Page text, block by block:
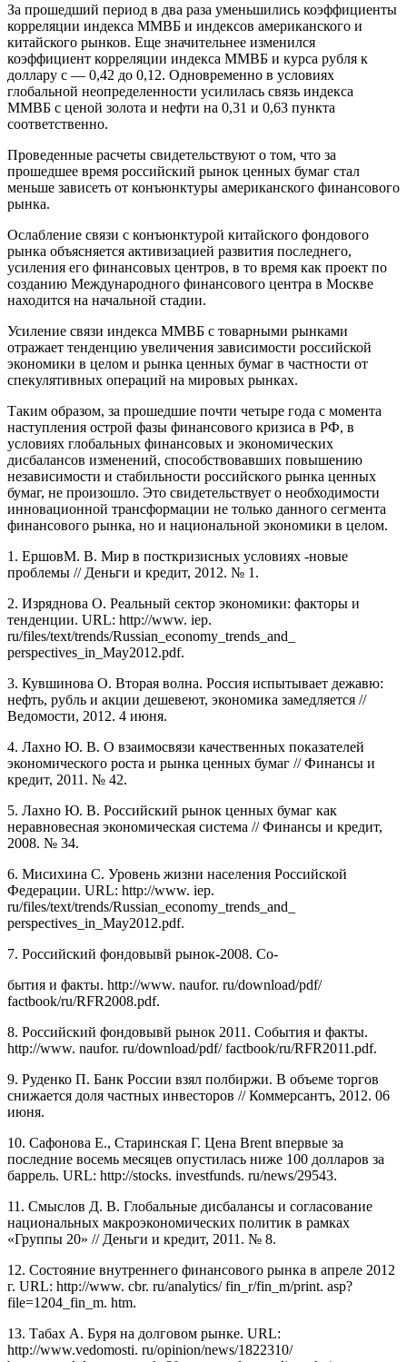
За прошедший период в два раза уменьшились коэффициенты
корреляции индекса ММВБ и индексов американского и
китайского рынков. Еще значительнее изменился
коэффициент корреляции индекса ММВБ и курса рубля к
доллару с — 0,42 до 0,12. Одновременно в условиях
глобальной неопределенности усилилась связь индекса
ММВБ с ценой золота и нефти на 0,31 и 0,63 пункта
соответственно.
Проведенные расчеты свидетельствуют о том, что за
прошедшее время российский рынок ценных бумаг стал
меньше зависеть от конъюнктуры американского финансового
рынка.
Ослабление связи с конъюнктурой китайского фондового
рынка объясняется активизацией развития последнего,
усиления его финансовых центров, в то время как проект по
созданию Международного финансового центра в Москве
находится на начальной стадии.
Усиление связи индекса ММВБ с товарными рынками
отражает тенденцию увеличения зависимости российской
экономики в целом и рынка ценных бумаг в частности от
спекулятивных операций на мировых рынках.
Таким образом, за прошедшие почти четыре года с момента
наступления острой фазы финансового кризиса в РФ, в
условиях глобальных финансовых и экономических
дисбалансов изменений, способствовавших повышению
независимости и стабильности российского рынка ценных
бумаг, не произошло. Это свидетельствует о необходимости
инновационной трансформации не только данного сегмента
финансового рынка, но и национальной экономики в целом.
1. ЕршовМ. В. Мир в посткризисных условиях -новые
проблемы // Деньги и кредит, 2012. № 1.
2. Изряднова О. Реальный сектор экономики: факторы и
тенденции. URL: http://www. iep.
ru/files/text/trends/Russian_economy_trends_and_
perspectives_in_May2012.pdf.
3. Кувшинова О. Вторая волна. Россия испытывает дежавю:
нефть, рубль и акции дешевеют, экономика замедляется //
Ведомости, 2012. 4 июня.
4. Лахно Ю. В. О взаимосвязи качественных показателей
экономического роста и рынка ценных бумаг // Финансы и
кредит, 2011. № 42.
5. Лахно Ю. В. Российский рынок ценных бумаг как
неравновесная экономическая система // Финансы и кредит,
2008. № 34.
6. Мисихина С. Уровень жизни населения Российской
Федерации. URL: http://www. iep.
ru/files/text/trends/Russian_economy_trends_and_
perspectives_in_May2012.pdf.
7. Российский фондовывй рынок-2008. Со-
бытия и факты. http://www. naufor. ru/download/pdf/
factbook/ru/RFR2008.pdf.
8. Российский фондовывй рынок 2011. События и факты.
http://www. naufor. ru/download/pdf/ factbook/ru/RFR2011.pdf.
9. Руденко П. Банк России взял полбиржи. В объеме торгов
снижается доля частных инвесторов // Коммерсантъ, 2012. 06
июня.
10. Сафонова Е., Старинская Г. Цена Brent впервые за
последние восемь месяцев опустилась ниже 100 долларов за
баррель. URL: http://stocks. investfunds. ru/news/29543.
11. Смыслов Д. В. Глобальные дисбалансы и согласование
национальных макроэкономических политик в рамках
«Группы 20» // Деньги и кредит, 2011. № 8.
12. Состояние внутреннего финансового рынка в апреле 2012
г. URL: http://www. cbr. ru/analytics/ fin_r/fin_m/print. asp?
file=1204_fin_m. htm.
13. Табах А. Буря на долговом рынке. URL:
http://www.vedomosti. ru/opinion/news/1822310/